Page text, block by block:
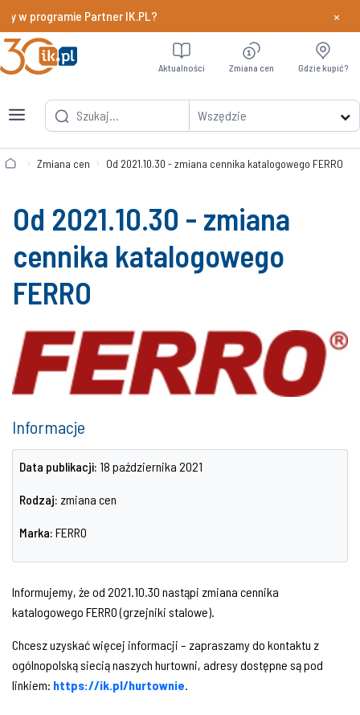
w programie Partner IK.PL? Dowiedz
×
Wszędzie
Aktualności Zmiana cen Gdzie kupić?
Zmiana cen Od 2021.10.30 - zmiana cennika katalogowego FERRO
Od 2021.10.30 - zmiana
cennika katalogowego
FERRO
Informacje
Data publikacji: 18 października 2021
Rodzaj: zmiana cen
Marka: FERRO
Informujemy, że od 2021.10.30 nastąpi zmiana cennika
katalogowego FERRO (grzejniki stalowe).
Chcesz uzyskać więcej informacji – zapraszamy do kontaktu z
ogólnopolską siecią naszych hurtowni, adresy dostępne są pod
linkiem: https://ik.pl/hurtownie.